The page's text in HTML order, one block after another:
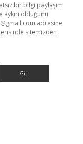
bir bilgi paylaşım
olduğunu
adresine
sitemizden